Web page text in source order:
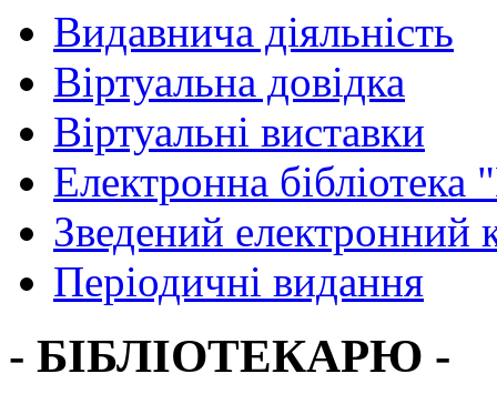
Видавнича діяльність
Віртуальна довідка
Віртуальні виставки
Електронна
Зведений електронний
Періодичні видання
- БІБЛІОТЕКАРЮ -